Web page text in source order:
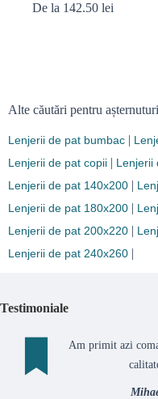
De la 142.50 lei
Alte căutări pentru
Lenjerii de pat bumbac|
Lenjerii de pat copii| Lenjerii
Lenjerii de pat 140x200|
Lenjerii de pat 180x200|
Lenjerii de pat 200x220|
Lenjerii de pat 240x260|
Testimoniale
Am primit azi